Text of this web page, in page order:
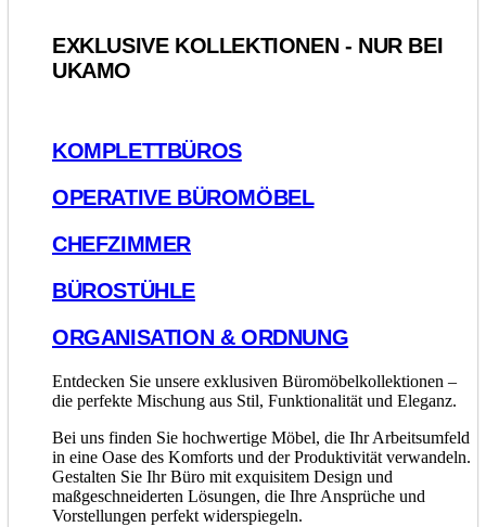
EXKLUSIVE KOLLEKTIONEN - NUR BEI
UKAMO
KOMPLETTBÜROS
OPERATIVE BÜROMÖBEL
CHEFZIMMER
BÜROSTÜHLE
ORGANISATION & ORDNUNG
Entdecken Sie unsere exklusiven Büromöbelkollektionen –
die perfekte Mischung aus Stil, Funktionalität und Eleganz.
Bei uns finden Sie hochwertige Möbel, die Ihr Arbeitsumfeld
in eine Oase des Komforts und der Produktivität verwandeln.
Gestalten Sie Ihr Büro mit exquisitem Design und
maßgeschneiderten Lösungen, die Ihre Ansprüche und
Vorstellungen perfekt widerspiegeln.